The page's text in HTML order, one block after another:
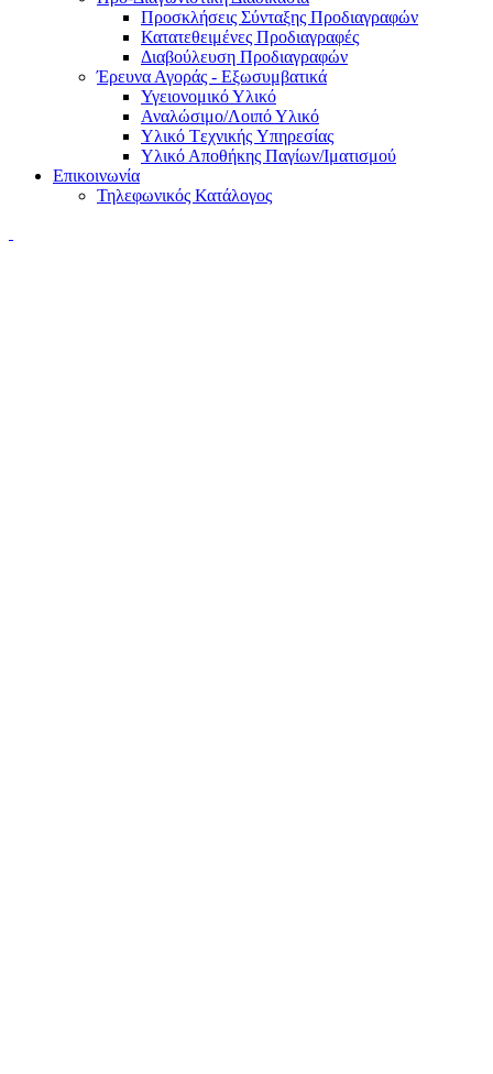
Προσκλήσεις Σύνταξης Προδιαγραφών
Κατατεθειμένες Προδιαγραφές
Διαβούλευση Προδιαγραφών
Έρευνα Αγοράς - Εξωσυμβατικά
Υγειονομικό Υλικό
Αναλώσιμο/Λοιπό Υλικό
Υλικό Tεχνικής Yπηρεσίας
Υλικό Αποθήκης Παγίων/Ιματισμού
Επικοινωνία
Τηλεφωνικός Κατάλογος